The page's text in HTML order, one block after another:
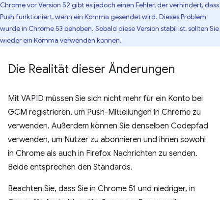
Chrome vor Version 52 gibt es jedoch einen Fehler, der verhindert, dass
Push funktioniert, wenn ein Komma gesendet wird. Dieses Problem
wurde in Chrome 53 behoben. Sobald diese Version stabil ist, sollten Sie
wieder ein Komma verwenden können.
Die Realität dieser Änderungen
Mit VAPID müssen Sie sich nicht mehr für ein Konto bei
GCM registrieren, um Push-Mitteilungen in Chrome zu
verwenden. Außerdem können Sie denselben Codepfad
verwenden, um Nutzer zu abonnieren und ihnen sowohl
in Chrome als auch in Firefox Nachrichten zu senden.
Beide entsprechen den Standards.
Beachten Sie, dass Sie in Chrome 51 und niedriger, in